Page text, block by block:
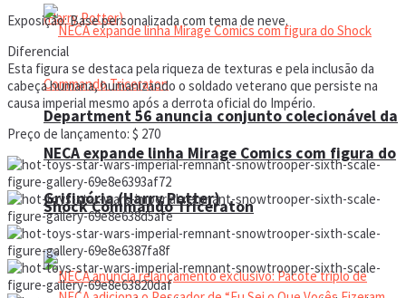
Department 56 anuncia conjunto colecionável da
Grifinória (Harry Potter)
NECA expande linha Mirage Comics com figura do
Shock Commando Triceraton
Exposição: Base personalizada com tema de neve.
Diferencial
Esta figura se destaca pela riqueza de texturas e pela inclusão da
cabeça humana, humanizando o soldado veterano que persiste na
causa imperial mesmo após a derrota oficial do Império.
Preço de lançamento: $ 270